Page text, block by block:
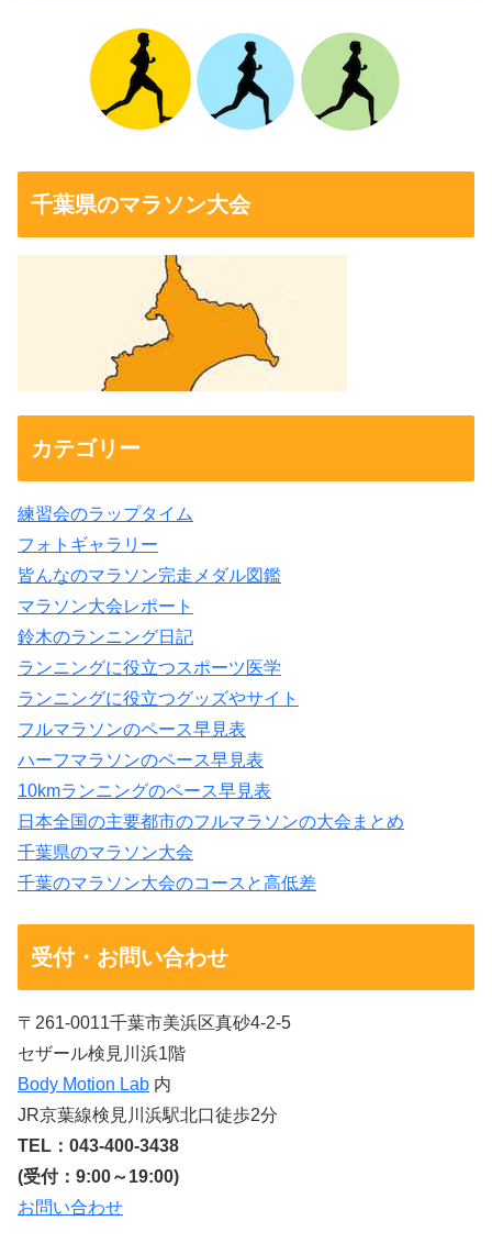
千葉県のマラソン大会
カテゴリー
練習会のラップタイム
フォトギャラリー
皆んなのマラソン完走メダル図鑑
マラソン大会レポート
鈴木のランニング日記
ランニングに役立つスポーツ医学
ランニングに役立つグッズやサイト
フルマラソンのペース早見表
ハーフマラソンのペース早見表
10kmランニングのペース早見表
日本全国の主要都市のフルマラソンの大会まとめ
千葉県のマラソン大会
千葉のマラソン大会のコースと高低差
受付・お問い合わせ
〒261-0011千葉市美浜区真砂4-2-5
セザール検見川浜1階
Body Motion Lab 内
JR京葉線検見川浜駅北口徒歩2分
TEL：043-400-3438
(受付：9:00～19:00)
お問い合わせ